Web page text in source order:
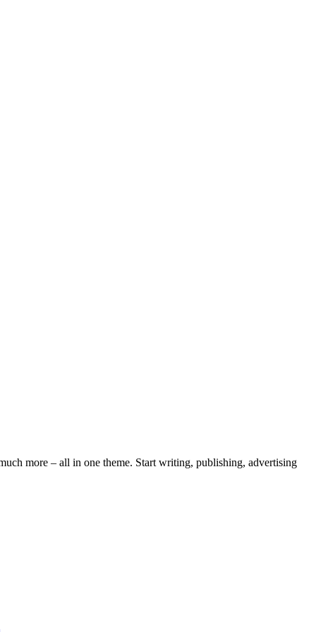
more – all in one theme. Start writing, publishing, advertising